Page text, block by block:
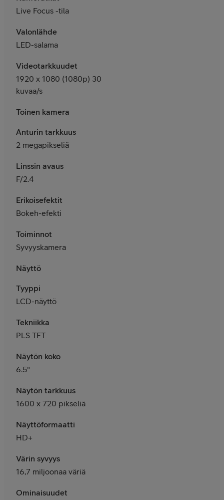
Live Focus -tila
Valonlähde
LED-salama
Videotarkkuudet
1920 x 1080 (1080p) 30
kuvaa/s
Toinen kamera
Anturin tarkkuus
2 megapikseliä
Linssin avaus
F/2.4
Erikoisefektit
Bokeh-efekti
Toiminnot
Syvyyskamera
Näyttö
Tyyppi
LCD-näyttö
Tekniikka
PLS TFT
Näytön koko
6.5"
Näytön tarkkuus
1600 x 720 pikseliä
Näyttöformaatti
HD+
Värin syvyys
16,7 miljoonaa väriä
Ominaisuudet